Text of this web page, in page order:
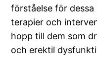
förståelse för
terapier och
hopp till dem som
och erektil